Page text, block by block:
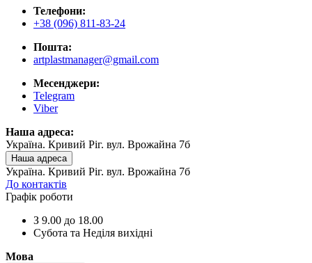
Телефони:
+38 (096) 811-83-24
Пошта:
artplastmanager@gmail.com
Месенджери:
Telegram
Viber
Наша адреса:
Україна. Кривий Ріг. вул. Врожайна 7б
Наша адреса
Україна. Кривий Ріг. вул. Врожайна 7б
До контактів
Графік роботи
З 9.00 до 18.00
Субота та Неділя вихідні
Мова